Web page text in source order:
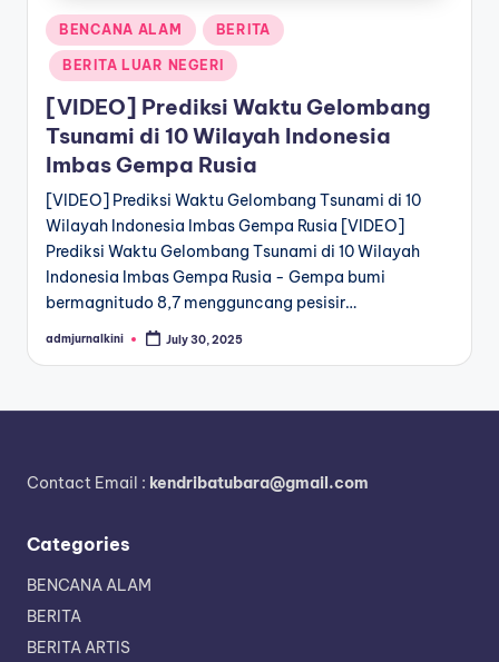
k
n
Posted
in
BENCANA ALAM BERITA
BERITA LUAR NEGERI
[VIDEO] Prediksi Waktu Gelombang
Tsunami di 10 Wilayah Indonesia
Imbas Gempa Rusia
[VIDEO] Prediksi Waktu Gelombang Tsunami di 10
Wilayah Indonesia Imbas Gempa Rusia [VIDEO]
Prediksi Waktu Gelombang Tsunami di 10 Wilayah
Indonesia Imbas Gempa Rusia - Gempa bumi
bermagnitudo 8,7 mengguncang pesisir…
Posted
admjurnalkini July 30, 2025
Contact Email : kendribatubara@gmail.com
Categories
BENCANA ALAM
BERITA
BERITA ARTIS